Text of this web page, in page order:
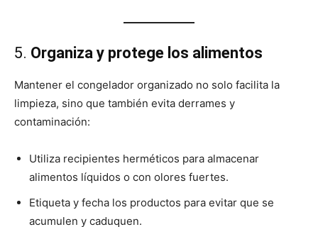
5. Organiza y protege los alimentos
Mantener el congelador organizado no solo facilita la
limpieza, sino que también evita derrames y
contaminación:
Utiliza recipientes herméticos para almacenar
alimentos líquidos o con olores fuertes.
Etiqueta y fecha los productos para evitar que se
acumulen y caduquen.